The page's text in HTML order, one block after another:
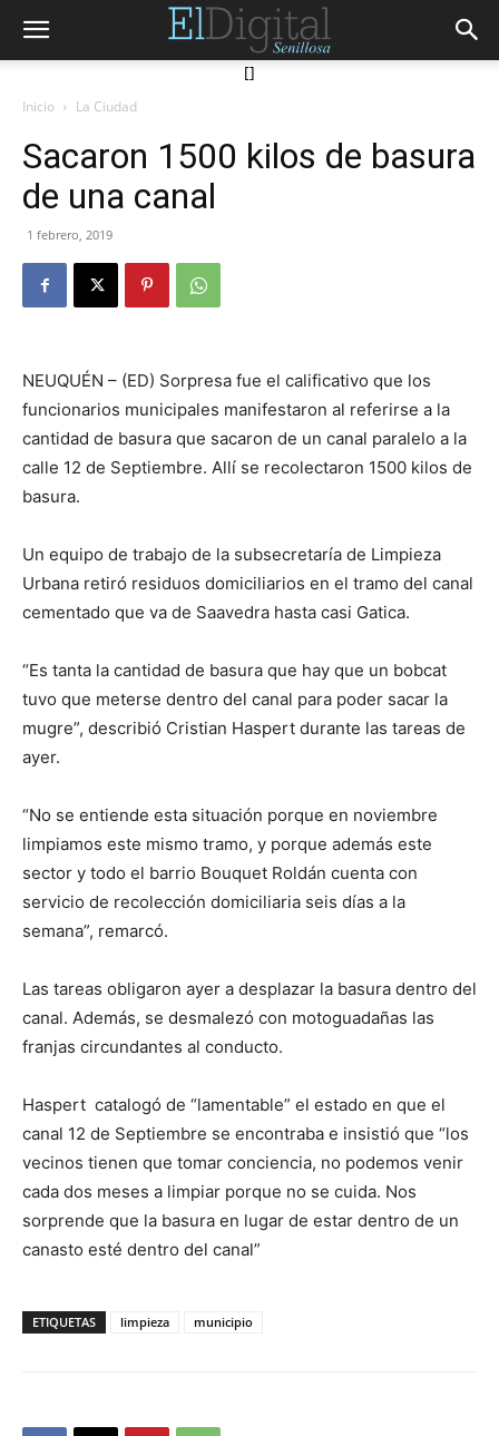
[]
Inicio La Ciudad
Sacaron 1500 kilos de basura
de una canal
1 febrero, 2019
NEUQUÉN – (ED) Sorpresa fue el calificativo que los
funcionarios municipales manifestaron al referirse a la
cantidad de basura que sacaron de un canal paralelo a la
calle 12 de Septiembre. Allí se recolectaron 1500 kilos de
basura.
Un equipo de trabajo de la subsecretaría de Limpieza
Urbana retiró residuos domiciliarios en el tramo del canal
cementado que va de Saavedra hasta casi Gatica.
“Es tanta la cantidad de basura que hay que un bobcat
tuvo que meterse dentro del canal para poder sacar la
mugre”, describió Cristian Haspert durante las tareas de
ayer.
“No se entiende esta situación porque en noviembre
limpiamos este mismo tramo, y porque además este
sector y todo el barrio Bouquet Roldán cuenta con
servicio de recolección domiciliaria seis días a la
semana”, remarcó.
Las tareas obligaron ayer a desplazar la basura dentro del
canal. Además, se desmalezó con motoguadañas las
franjas circundantes al conducto.
Haspert catalogó de “lamentable” el estado en que el
canal 12 de Septiembre se encontraba e insistió que “los
vecinos tienen que tomar conciencia, no podemos venir
cada dos meses a limpiar porque no se cuida. Nos
sorprende que la basura en lugar de estar dentro de un
canasto esté dentro del canal”
ETIQUETAS limpieza municipio